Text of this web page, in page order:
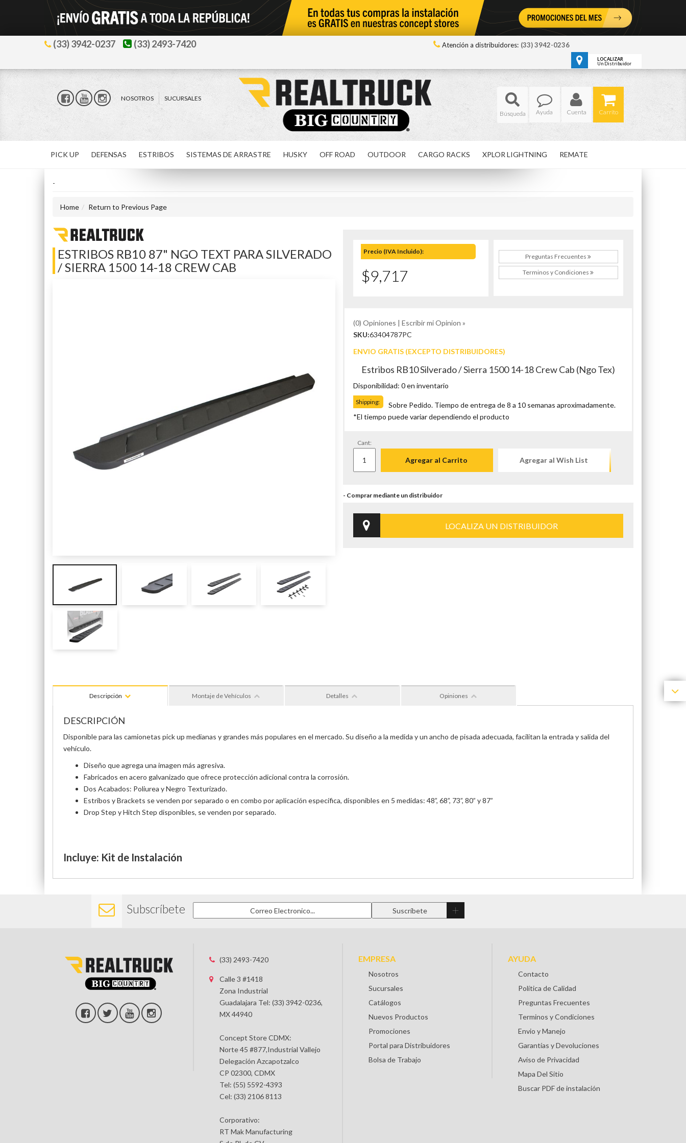
(33) 3942-0237 (33) 2493-7420 Atención a distribuidores: (33) 3942-0236
LOCALIZAR
Un Distribuidor
NOSOTROS
SUCURSALES
Ayuda
Cuenta Carrito
PICK UP DEFENSAS ESTRIBOS SISTEMAS DE ARRASTRE HUSKY OFF ROAD OUTDOOR CARGO RACKS XPLOR LIGHTNING REMATE
-
Home Return to Previous Page
ESTRIBOS RB10 87" NGO TEXT PARA SILVERADO
/ SIERRA 1500 14-18 CREW CAB
Precio (IVA Incluido):
$9,717
Preguntas Frecuentes
Terminos y Condiciones
(0) Opiniones | Escribir mi Opinion »
SKU:63404787PC
ENVIO GRATIS (EXCEPTO DISTRIBUIDORES)
Estribos RB10 Silverado / Sierra 1500 14-18 Crew Cab (Ngo Tex)
Disponibilidad: 0 en inventario
Shipping:
Sobre Pedido. Tiempo de entrega de 8 a 10 semanas aproximadamente.
*El tiempo puede variar dependiendo el producto
Cant:
Agregar al Carrito Agregar al Wish List
LOCALIZA UN DISTRIBUIDOR
Descripción Montaje de Vehículos Detalles Opiniones
DESCRIPCIÓN
Disponible para las camionetas pick up medianas y grandes más populares en el mercado. Su diseño a la medida y un ancho de pisada adecuada, facilitan la entrada y salida del
vehículo.
Diseño que agrega una imagen más agresiva.
Fabricados en acero galvanizado que ofrece protección adicional contra la corrosión.
Dos Acabados: Poliurea y Negro Texturizado.
Estribos y Brackets se venden por separado o en combo por aplicación específica, disponibles en 5 medidas: 48”, 68”, 73”, 80” y 87”
Drop Step y Hitch Step disponibles, se venden por separado.
Incluye: Kit de Instalación
Subscríbete
(33) 2493-7420
Calle 3 #1418
Zona Industrial
Guadalajara Tel: (33) 3942-0236,
MX 44940
Concept Store CDMX:
Norte 45 #877,Industrial Vallejo
Delegación Azcapotzalco
CP 02300, CDMX
Tel: (55) 5592-4393
Cel: (33) 2106 8113
Corporativo:
RT Mak Manufacturing
EMPRESA
Nosotros
Sucursales
Catálogos
Nuevos Productos
Promociones
Portal para Distribuidores
Bolsa de Trabajo
AYUDA
Contacto
Política de Calidad
Preguntas Frecuentes
Terminos y Condiciones
Envio y Manejo
Garantías y Devoluciones
Aviso de Privacidad
Mapa Del Sitio
Buscar PDF de instalación